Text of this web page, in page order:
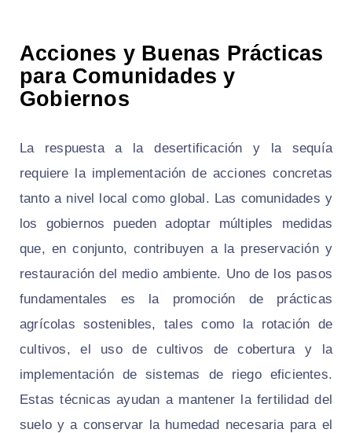
Acciones y Buenas Prácticas
para Comunidades y
Gobiernos
La respuesta a la desertificación y la sequía
requiere la implementación de acciones concretas
tanto a nivel local como global. Las comunidades y
los gobiernos pueden adoptar múltiples medidas
que, en conjunto, contribuyen a la preservación y
restauración del medio ambiente. Uno de los pasos
fundamentales es la promoción de prácticas
agrícolas sostenibles, tales como la rotación de
cultivos, el uso de cultivos de cobertura y la
implementación de sistemas de riego eficientes.
Estas técnicas ayudan a mantener la fertilidad del
suelo y a conservar la humedad necesaria para el